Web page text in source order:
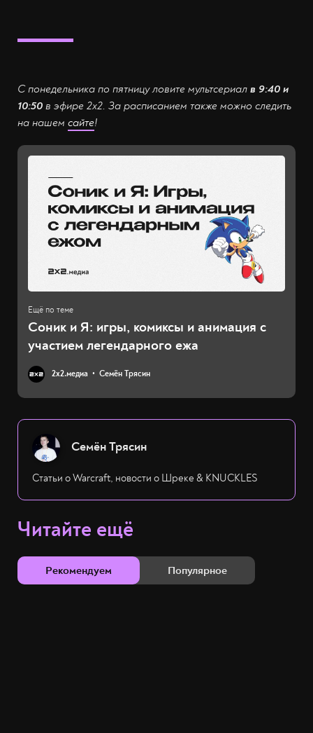
С понедельника по пятницу ловите мультсериал в 9:40 и
10:50 в эфире 2х2. За расписанием также можно следить
на нашем сайте!
Соник и Я: игры, комиксы и анимация с
участием легендарного ежа
2х2.медиа Семён Трясин
Семён Трясин
Статьи о Warcraft, новости о Шреке & KNUCKLES
Читайте ещё
Рекомендуем Популярное